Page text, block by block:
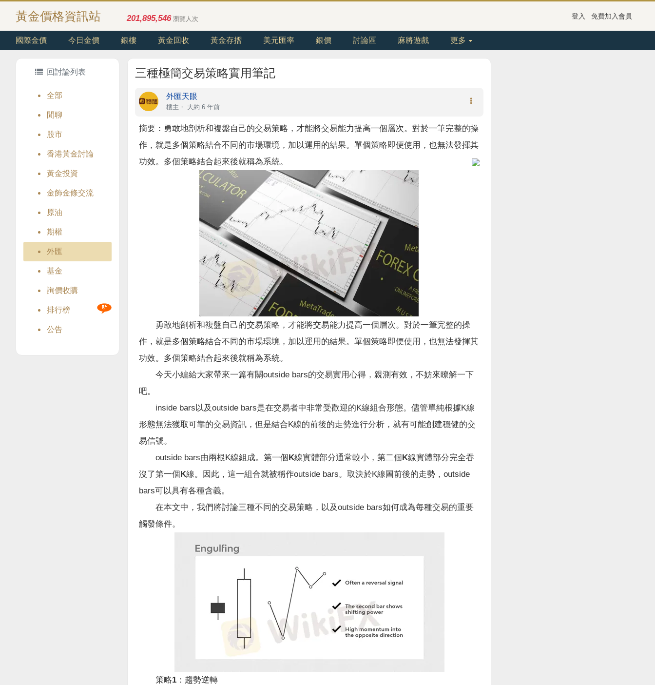
黃金價格資訊站 201,895,546 瀏覽人次 登入 免費加入會員
國際金價 今日金價 銀樓 黃金回收 黃金存摺 美元匯率 銀價 討論區 麻將遊戲 更多
回討論列表
全部
閒聊
股市
香港黃金討論
黃金投資
金飾金條交流
原油
期權
外匯
基金
詢價收購
排行榜
公告
三種極簡交易策略實用筆記
外匯天眼
樓主 ・ 大約 6 年前
摘要： 勇敢地剖析和複盤自己的交易策略，才能將交易能力提高一個層次。對於一筆完整的操
作，就是多個策略結合不同的市場環境，加以運用的結果。單個策略即便使用，也無法發揮其
功效。多個策略結合起來後就稱為系統。
勇敢地剖析和複盤自己的交易策略，才能將交易能力提高一個層次。對於一筆完整的操
作，就是多個策略結合不同的市場環境，加以運用的結果。單個策略即便使用，也無法發揮其
功效。多個策略結合起來後就稱為系統。
今天小編給大家帶來一篇有關outside bars的交易實用心得，親測有效，不妨來瞭解一下
吧。
inside bars以及outside bars是在交易者中非常受歡迎的K線組合形態。儘管單純根據K線
形態無法獲取可靠的交易資訊，但是結合K線的前後的走勢進行分析，就有可能創建穩健的交
易信號。
outside bars由兩根K線組成。第一個K線實體部分通常較小，第二個K線實體部分完全吞
沒了第一個K線。 因此，這一組合就被稱作outside bars。取決於K線圖前後的走勢，outside
bars可以具有各種含義。
在本文中，我們將討論三種不同的交易策略，以及outside bars如何成為每種交易的重要
觸發條件。
策略1：趨勢逆轉